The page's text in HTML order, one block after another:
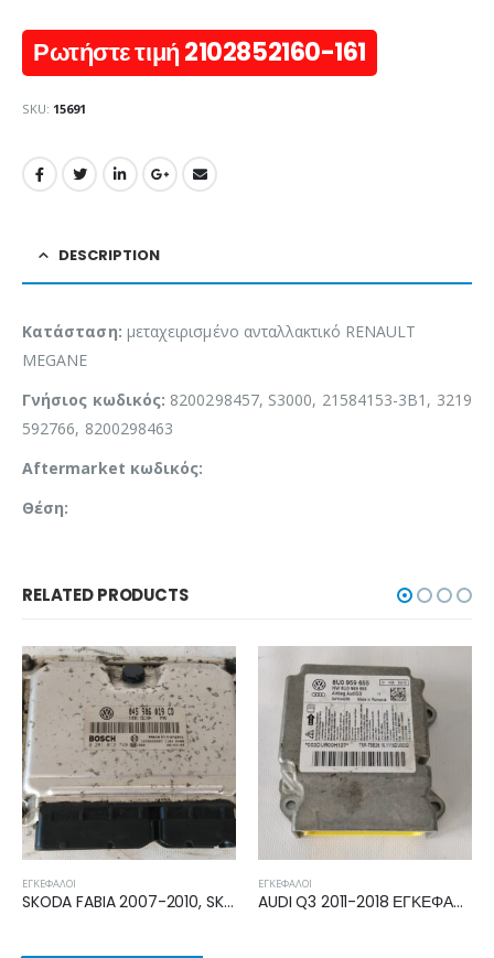
Ρωτήστε τιμή 2102852160-161
SKU: 15691
DESCRIPTION
Κατάσταση: μεταχειρισμένο ανταλλακτικό RENAULT
MEGANE
Γνήσιος κωδικός: 8200298457, S3000, 21584153-3B1, 3219
592766, 8200298463
Aftermarket κωδικός:
Θέση:
RELATED PRODUCTS
ΕΓΚΈΦΑΛΟΙ
AUDI Q3 2011-2018 ΕΓΚΕΦΑΛΟΣ ECU AIRBAG 8U0959655
ΕΓΚΈΦΑΛΟΙ